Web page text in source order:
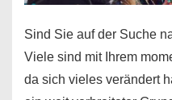
Sind Sie auf der Suche
Viele sind mit Ihrem
da sich vieles verändert